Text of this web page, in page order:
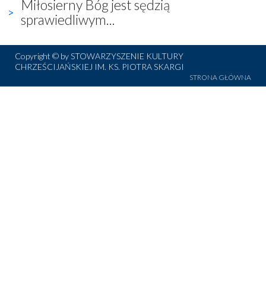
Miłosierny Bóg jest sędzią
sprawiedliwym...
Copyright © by STOWARZYSZENIE KULTURY
CHRZEŚCIJAŃSKIEJ IM. KS. PIOTRA SKARGI
STRONA GŁÓWNA